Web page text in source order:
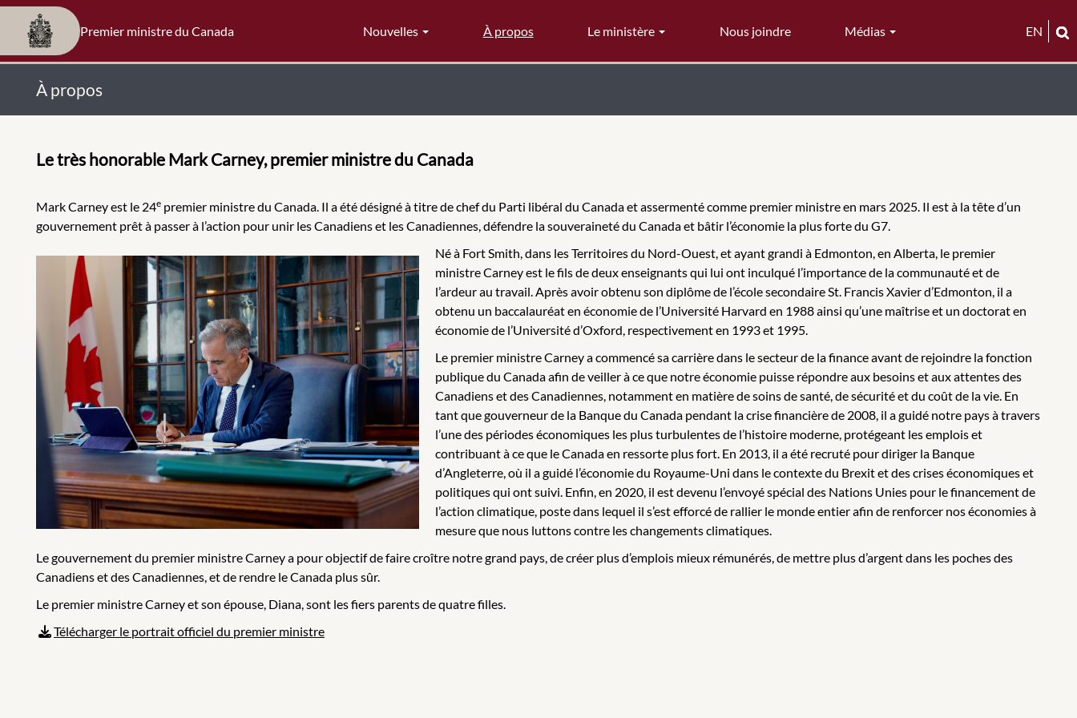
Premier ministre du Canada Nouvelles À propos Le ministère Nous joindre Médias EN
À propos
Le très honorable Mark Carney, premier ministre du Canada
Mark Carney est le 24e premier ministre du Canada. Il a été désigné à titre de chef du Parti libéral du Canada et assermenté comme premier ministre en mars 2025. Il est à la tête d’un
gouvernement prêt à passer à l’action pour unir les Canadiens et les Canadiennes, défendre la souveraineté du Canada et bâtir l’économie la plus forte du G7.
Né à Fort Smith, dans les Territoires du Nord-Ouest, et ayant grandi à Edmonton, en Alberta, le premier
ministre Carney est le fils de deux enseignants qui lui ont inculqué l’importance de la communauté et de
l’ardeur au travail. Après avoir obtenu son diplôme de l’école secondaire St. Francis Xavier d’Edmonton, il a
obtenu un baccalauréat en économie de l’Université Harvard en 1988 ainsi qu’une maîtrise et un doctorat en
économie de l’Université d’Oxford, respectivement en 1993 et 1995.
Le premier ministre Carney a commencé sa carrière dans le secteur de la finance avant de rejoindre la fonction
publique du Canada afin de veiller à ce que notre économie puisse répondre aux besoins et aux attentes des
Canadiens et des Canadiennes, notamment en matière de soins de santé, de sécurité et du coût de la vie. En
tant que gouverneur de la Banque du Canada pendant la crise financière de 2008, il a guidé notre pays à travers
l’une des périodes économiques les plus turbulentes de l’histoire moderne, protégeant les emplois et
contribuant à ce que le Canada en ressorte plus fort. En 2013, il a été recruté pour diriger la Banque
d’Angleterre, où il a guidé l’économie du Royaume-Uni dans le contexte du Brexit et des crises économiques et
politiques qui ont suivi. Enfin, en 2020, il est devenu l’envoyé spécial des Nations Unies pour le financement de
l’action climatique, poste dans lequel il s’est efforcé de rallier le monde entier afin de renforcer nos économies à
mesure que nous luttons contre les changements climatiques.
Le gouvernement du premier ministre Carney a pour objectif de faire croître notre grand pays, de créer plus d’emplois mieux rémunérés, de mettre plus d’argent dans les poches des
Canadiens et des Canadiennes, et de rendre le Canada plus sûr.
Le premier ministre Carney et son épouse, Diana, sont les fiers parents de quatre filles.
Télécharger le portrait officiel du premier ministre